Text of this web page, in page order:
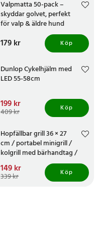
Valpmatta 50-pack –
skyddar golvet, perfekt
för valp & äldre hund
Pris :179 kr
179 kr Köp
Dunlop Cykelhjälm med
LED 55-58cm
Nuvarande pris:
199 krTidigare pris 409 kr
199 kr
409 kr Köp
Hopfällbar grill 36 × 27
cm / portabel minigrill /
kolgrill med bärhandtag /
camping- och picknickgrill
Nuvarande pris:
149 krTidigare pris 339 kr
149 kr
339 kr Köp